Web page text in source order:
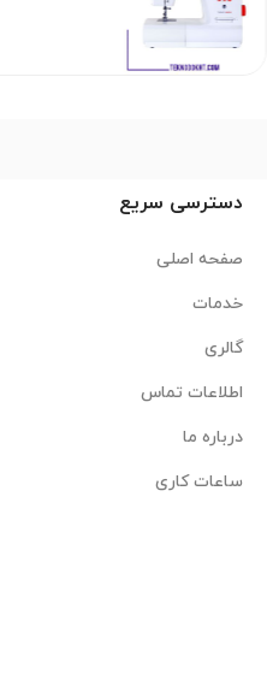
دسترسی سریع
صفحه اصلی
خدمات
گالری
اطلاعات تماس
درباره ما
ساعات کاری